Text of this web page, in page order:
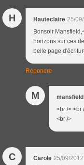
H Hauteclaire 25/
Bonsoir
horizons sur ces
belle page
Répondre
M mansfield
<br /> <br
<br />
C Carole 25/09/